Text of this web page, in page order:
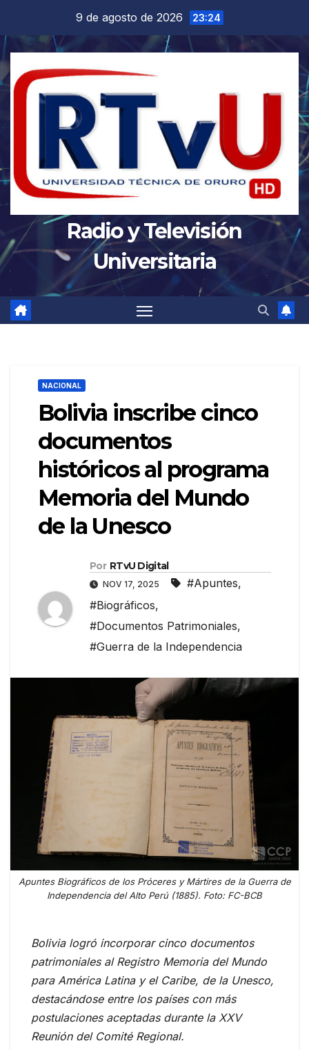
contenido
9 de agosto de 2026 23:24
Radio y Televisión
Universitaria
NACIONAL
Bolivia inscribe cinco
documentos
históricos al programa
Memoria del Mundo
de la Unesco
Por RTvU Digital
NOV 17, 2025 #Apuntes,
#Biográficos,
#Documentos Patrimoniales,
#Guerra de la Independencia
Apuntes Biográficos de los Próceres y Mártires de la Guerra de
Independencia del Alto Perú (1885). Foto: FC-BCB
Bolivia logró incorporar cinco documentos
patrimoniales al Registro Memoria del Mundo
para América Latina y el Caribe, de la Unesco,
destacándose entre los países con más
postulaciones aceptadas durante la XXV
Reunión del Comité Regional.